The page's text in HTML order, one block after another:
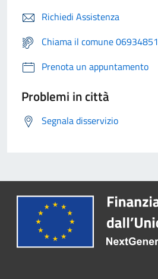
Richiedi Assistenza
Chiama il comune 06934851
Prenota un appuntamento
Problemi in città
Segnala disservizio